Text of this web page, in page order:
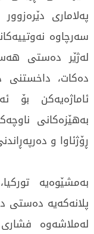
پەلامارى
سەرچاوە
لەژێر دەستى
دەكات، داخستنى
ئاماژەيەكن بۆ
بەهێزەكانى
ڕۆژئاوا و
بەمشێوەيە
پلانەكەيە دەستى
لەملاشەوە